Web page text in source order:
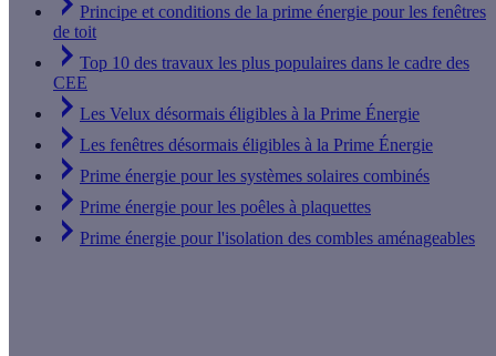
Principe et conditions de la prime énergie pour les fenêtres
de toit
Top 10 des travaux les plus populaires dans le cadre des
CEE
Les Velux désormais éligibles à la Prime Énergie
Les fenêtres désormais éligibles à la Prime Énergie
Prime énergie pour les systèmes solaires combinés
Prime énergie pour les poêles à plaquettes
Prime énergie pour l'isolation des combles aménageables